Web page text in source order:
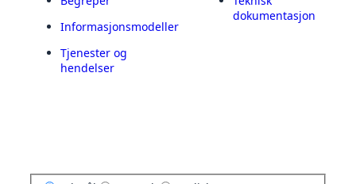
Informasjonsmodeller
Tjenester og
hendelser
dokumentasjon